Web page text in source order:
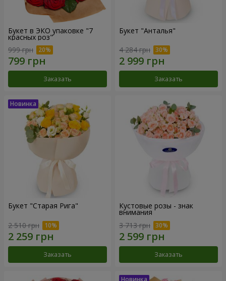
Букет в ЭКО упаковке "7
красных роз"
999 грн
Заказать
Букет "Анталья"
4 284 грн
Заказать
Букет "Старая Рига"
2 510 грн
Заказать
Кустовые розы - знак
внимания
3 713 грн
Заказать